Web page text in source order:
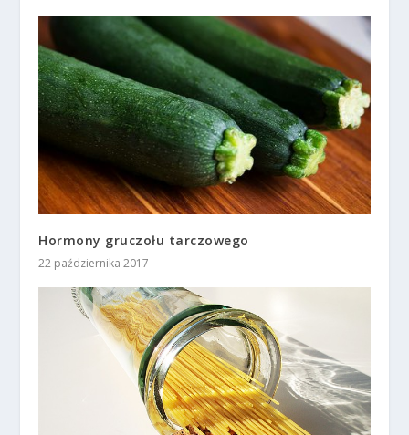
Hormony gruczołu tarczowego
22 października 2017